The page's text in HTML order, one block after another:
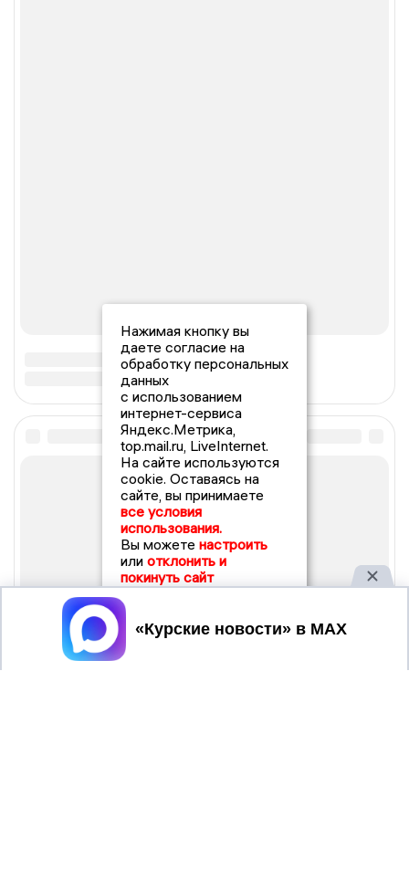
Нажимая кнопку вы
даете согласие на
обработку персональных
данных
с использованием
интернет-сервиса
Яндекс.Метрика,
top.mail.ru, LiveInternet.
На сайте используются
cookie. Оставаясь на
сайте, вы принимаете
все условия
использования.
Вы можете настроить
или отклонить и
покинуть сайт
Принять